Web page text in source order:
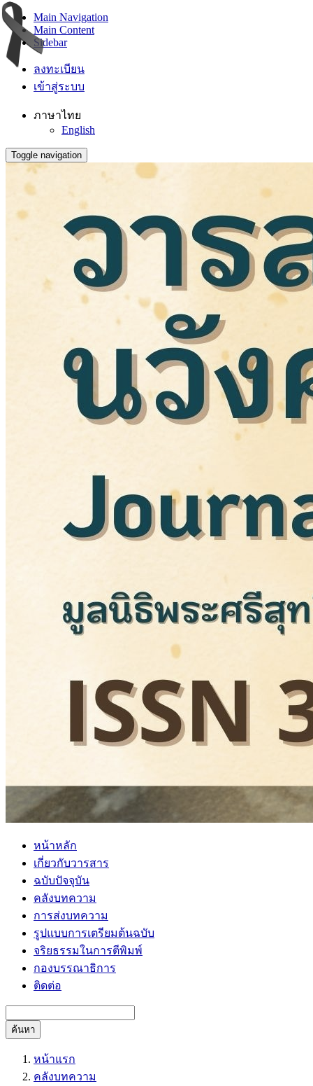
Main Navigation
Main Content
Sidebar
ลงทะเบียน
เข้าสู่ระบบ
ภาษาไทย
English
Toggle navigation
หน้าหลัก
เกี่ยวกับวารสาร
ฉบับปัจจุบัน
คลังบทความ
การส่งบทความ
รูปแบบการเตรียมต้นฉบับ
จริยธรรมในการตีพิมพ์
กองบรรณาธิการ
ติดต่อ
ค้นหา
หน้าแรก
คลังบทความ